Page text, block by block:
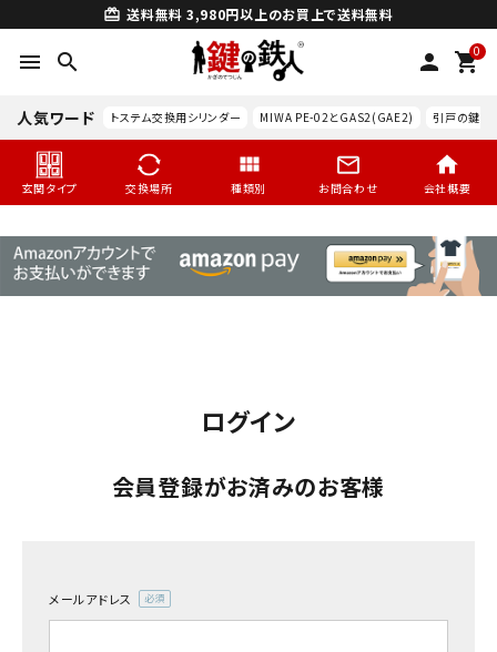
card_giftcard 送料無料 3,980円以上のお買上で送料無料
menu search person 0
shopping_cart
人気ワード トステム交換用シリンダー MIWA PE-02とGAS2(GAE2) 引戸の鍵交
玄関タイプ 交換場所 種類別 お問合わせ 会社概要
search
ドアノブの交換
ログイン
会員登録がお済みのお客様
メールアドレス
(必